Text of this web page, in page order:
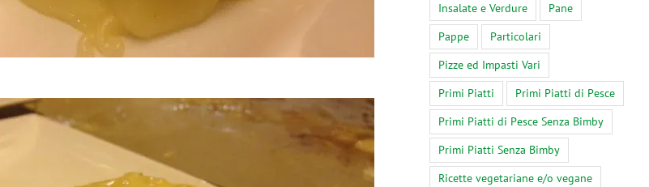
Insalate e Verdure
Pane
Pappe
Particolari
Pizze ed Impasti Vari
Primi Piatti
Primi Piatti di Pesce
Primi Piatti di Pesce Senza Bimby
Primi Piatti Senza Bimby
Ricette vegetariane e/o vegane